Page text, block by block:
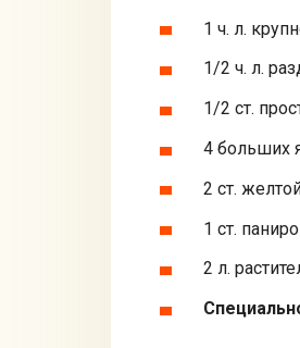
1 ч. л.
1/2 ч. л.
1/2 ст.
4 больших
2 ст.
1 ст.
2 л.